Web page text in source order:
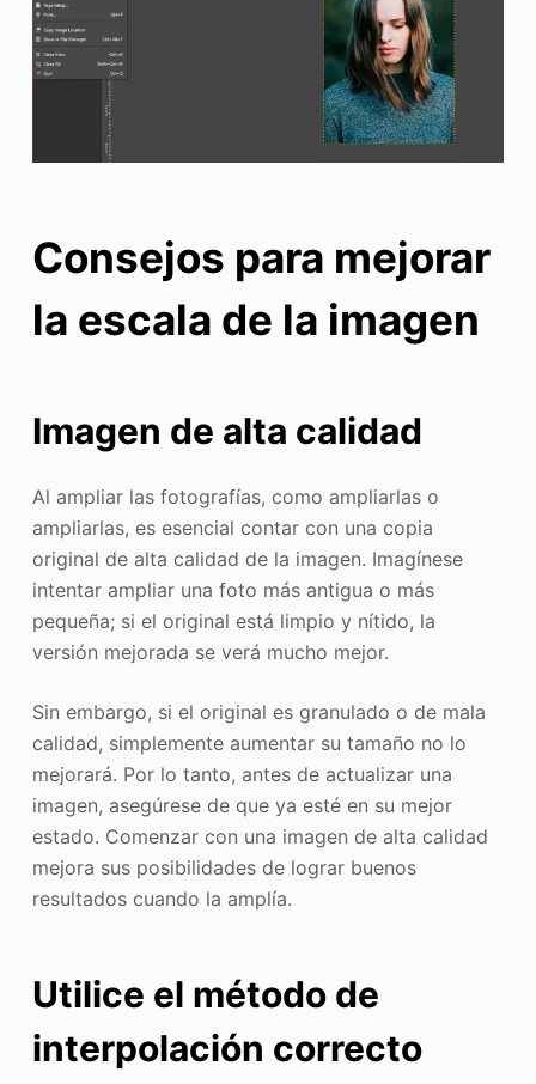
Consejos para mejorar
la escala de la imagen
Imagen de alta calidad
Al ampliar las fotografías, como ampliarlas o
ampliarlas, es esencial contar con una copia
original de alta calidad de la imagen. Imagínese
intentar ampliar una foto más antigua o más
pequeña; si el original está limpio y nítido, la
versión mejorada se verá mucho mejor.
Sin embargo, si el original es granulado o de mala
calidad, simplemente aumentar su tamaño no lo
mejorará. Por lo tanto, antes de actualizar una
imagen, asegúrese de que ya esté en su mejor
estado. Comenzar con una imagen de alta calidad
mejora sus posibilidades de lograr buenos
resultados cuando la amplía.
Utilice el método de
interpolación correcto